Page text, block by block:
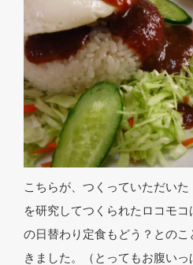
こちらが、つくっていただい
を研究してつくられたロコモ
の日替わり定食もどう？との
きました。（とってもお腹い